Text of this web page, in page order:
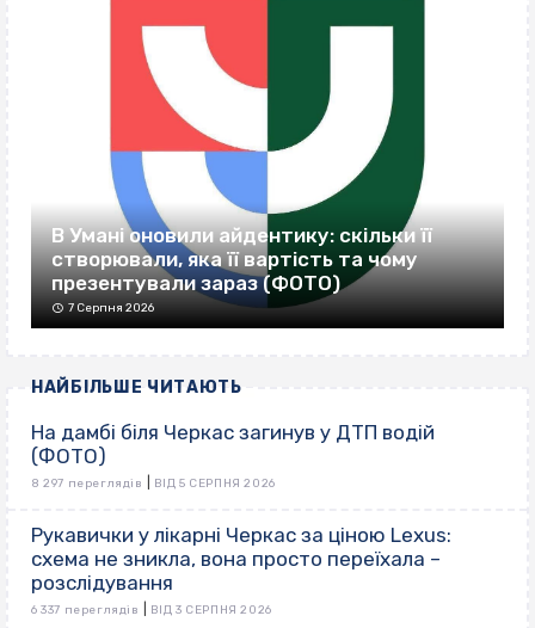
В Умані оновили айдентику: скільки її
створювали, яка її вартість та чому
презентували зараз (ФОТО)
7 Серпня 2026
НАЙБІЛЬШЕ ЧИТАЮТЬ
На дамбі біля Черкас загинув у ДТП водій
(ФОТО)
8 297 переглядів ВІД 5 СЕРПНЯ 2026
Рукавички у лікарні Черкас за ціною Lexus:
схема не зникла, вона просто переїхала –
розслідування
6 337 переглядів ВІД 3 СЕРПНЯ 2026